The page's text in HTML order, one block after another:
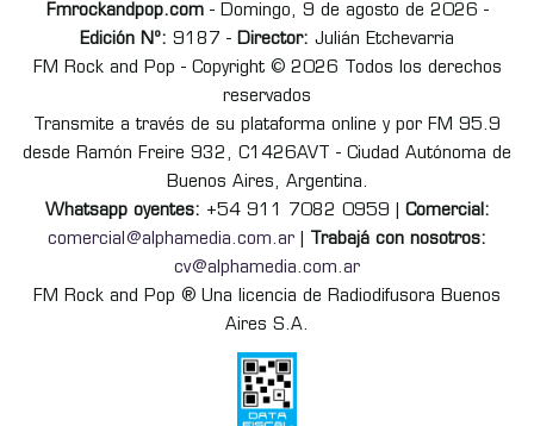
Fmrockandpop.com- Domingo, 9 de agosto de 2026 -
Edición Nº: 9187 - Director: Julián Etchevarria
FM Rock and Pop - Copyright © 2026 Todos los derechos
reservados
Transmite a través de su plataforma online y por FM 95.9
desde Ramón Freire 932, C1426AVT - Ciudad Autónoma de
Buenos Aires, Argentina.
Whatsapp oyentes: +54 911 7082 0959 | Comercial:
comercial@alphamedia.com.ar
Trabajá con nosotros:
cv@alphamedia.com.ar
FM Rock and Pop ® Una licencia de Radiodifusora Buenos
Aires S.A.